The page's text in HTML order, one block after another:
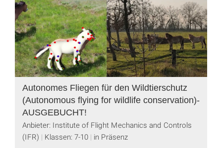
Autonomes Fliegen für den Wildtierschutz
(Autonomous flying for wildlife conservation)-
AUSGEBUCHT!
Anbieter: Institute of Flight Mechanics and Controls
(IFR)
Klassen: 7-10 in Präsenz